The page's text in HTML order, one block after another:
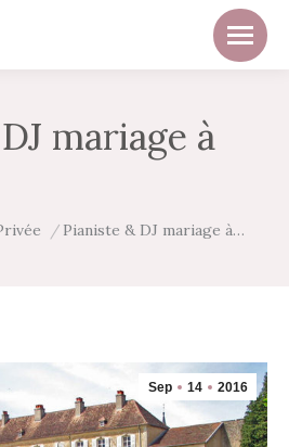
mariage à
Pianiste & DJ mariage à…
Sep 14 2016